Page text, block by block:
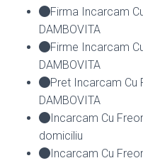
Firma Incarcam
DAMBOVITA
Firme Incarcam
DAMBOVITA
Pret Incarcam Cu
DAMBOVITA
Incarcam Cu
domiciliu
Incarcam Cu